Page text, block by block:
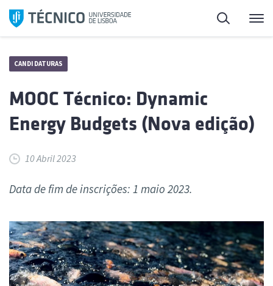
Saltar
para
Pesquisa
CANDIDATURAS
MOOC Técnico: Dynamic
Energy Budgets (Nova edição)
10 Abril 2023
Data de fim de inscrições: 1 maio 2023.